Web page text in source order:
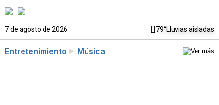
7 de agosto de 2026 79°Lluvias aisladas
Entretenimiento Música